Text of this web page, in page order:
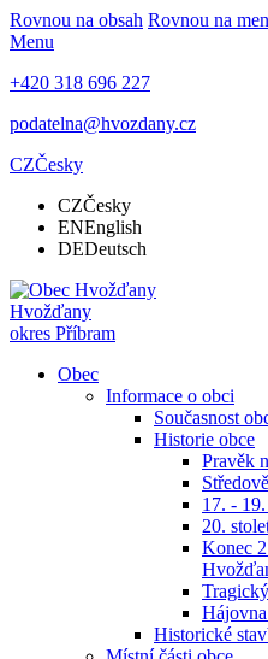
Rovnou na obsah Rovnou na
Menu
+420 318 696 227
podatelna@hvozdany.cz
CZČesky
CZČesky
ENEnglish
DEDeutsch
Hvožďany
okres Příbram
Obec
Informace o obci
Současnost
Historie obce
Pravěk
17. -
20.
Konec
Historické